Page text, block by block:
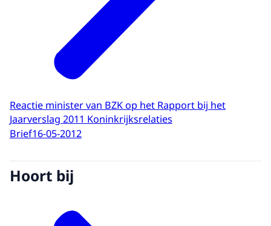
Reactie minister van BZK op het Rapport bij het
Jaarverslag 2011 Koninkrijksrelaties
Brief16-05-2012
Hoort bij